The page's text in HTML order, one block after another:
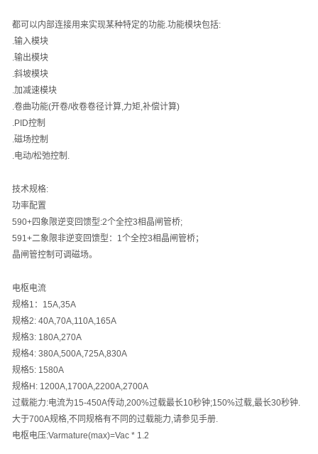
都可以内部连接用来实现某种特定的功能.功能模块包括:
.输入模块
.输出模块
.斜坡模块
.加减速模块
.卷曲功能(开卷/收卷卷径计算,力矩,补偿计算)
.PID控制
.磁场控制
.电动/松弛控制 .
技术规格:
功率配置
590+四象限逆变回馈型:2个全控3相晶闸管桥;
591+二象限非逆变回馈型： 1个全控3相晶闸管桥；
晶闸管控制可调磁场。
电枢电流
规格1 ： 15A,35A
规格2: 40A,70A,110A,165A
规格3: 180A,270A
规格4: 380A,500A,725A,830A
规格5: 1580A
规格H: 1200A,1700A,2200A,2700A
过载能力:电流为15-450A传动,200%过载最长10秒钟;150%过载,最长30秒钟.
大于700A规格,不同规格有不同的过载能力,请参见手册.
电枢电压:Varmature(max)=Vac * 1.2